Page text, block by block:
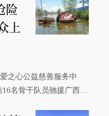
险
上
之心公益慈善服务中
名骨干队员驰援广西灾